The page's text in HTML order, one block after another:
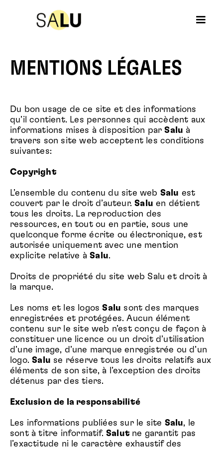
MENTIONS LÉGALES
Du bon usage de ce site et des informations
qu’il contient. Les personnes qui accèdent aux
informations mises à disposition parSalu à
travers son site web acceptent les conditions
suivantes:
Copyright
L’ensemble du contenu du site web Salu est
couvert par le droit d’auteur.Salu en détient
tous les droits. La reproduction des
ressources, en tout ou en partie, sous une
quelconque forme écrite ou électronique, est
autorisée uniquement avec une mention
explicite relative àSalu.
Droits de propriété du site web Salu et droit à
la marque.
Les noms et les logosSalu sont des marques
enregistrées et protégées. Aucun élément
contenu sur le site web n’est conçu de façon à
constituer une licence ou un droit d’utilisation
d’une image, d’une marque enregistrée ou d’un
logo.Salu se réserve tous les droits relatifs aux
éléments de son site, à l’exception des droits
détenus par des tiers.
Exclusion de la responsabilité
Les informations publiées sur le site Salu, le
sont à titre informatif. Salut ne garantit pas
l’exactitude ni le caractère exhaustif des